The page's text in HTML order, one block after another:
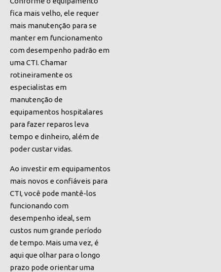
fica mais velho, ele requer
mais manutenção para se
manter em funcionamento
com desempenho padrão em
uma CTI. Chamar
rotineiramente os
especialistas em
manutenção de
equipamentos hospitalares
para fazer reparos leva
tempo e dinheiro, além de
poder custar vidas.
Ao investir em equipamentos
mais novos e confiáveis para
CTI, você pode mantê-los
funcionando com
desempenho ideal, sem
custos num grande período
de tempo. Mais uma vez, é
aqui que olhar para o longo
prazo pode orientar uma